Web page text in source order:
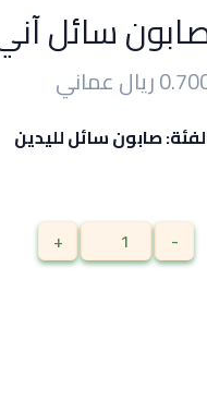
سائل آني
ريال عماني
صابون سائل لليدين
-
+